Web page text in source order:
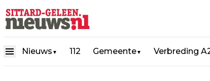
Nieuws ▼ 112 Gemeente▼ Verbreding